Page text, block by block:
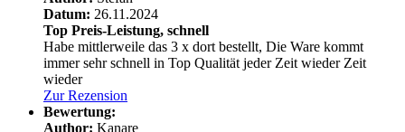
Datum: 26.11.2024
Top Preis-Leistung, schnell
Habe mittlerweile das 3 x dort bestellt, Die Ware kommt
immer sehr schnell in Top Qualität jeder Zeit wieder Zeit
wieder
Zur Rezension
Bewertung:
Author: Kanare